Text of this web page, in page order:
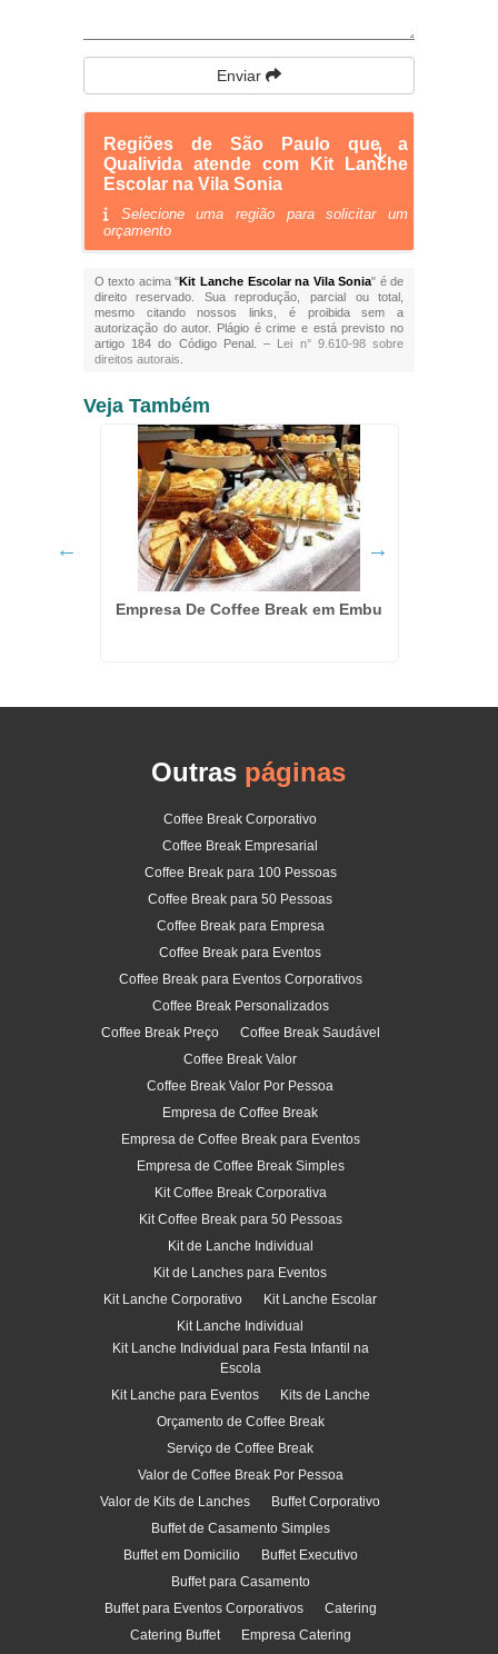
Enviar
Regiões de São Paulo que a
Qualivida atende com Kit Lanche
Escolar na Vila Sonia
Selecione uma região para solicitar um
orçamento
O texto acima "Kit Lanche Escolar na Vila Sonia" é de
direito reservado. Sua reprodução, parcial ou total,
mesmo citando nossos links, é proibida sem a
autorização do autor. Plágio é crime e está previsto no
artigo 184 do Código Penal. – Lei n° 9.610-98 sobre
direitos autorais
Veja Também
Empresa De Coffee Break em Embu
Outras páginas
Coffee Break Corporativo
Coffee Break Empresarial
Coffee Break para 100 Pessoas
Coffee Break para 50 Pessoas
Coffee Break para Empresa
Coffee Break para Eventos
Coffee Break para Eventos Corporativos
Coffee Break Personalizados
Coffee Break Preço
Coffee Break Saudável
Coffee Break Valor
Coffee Break Valor Por Pessoa
Empresa de Coffee Break
Empresa de Coffee Break para Eventos
Empresa de Coffee Break Simples
Kit Coffee Break Corporativa
Kit Coffee Break para 50 Pessoas
Kit de Lanche Individual
Kit de Lanches para Eventos
Kit Lanche Corporativo
Kit Lanche Escolar
Kit Lanche Individual
Kit Lanche Individual para Festa Infantil na
Escola
Kit Lanche para Eventos
Kits de Lanche
Orçamento de Coffee Break
Serviço de Coffee Break
Valor de Coffee Break Por Pessoa
Valor de Kits de Lanches
Buffet Corporativo
Buffet de Casamento Simples
Buffet em Domicilio
Buffet Executivo
Buffet para Casamento
Buffet para Eventos Corporativos
Catering
Catering Buffet
Empresa Catering